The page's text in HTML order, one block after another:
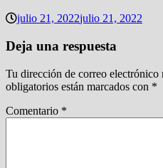
julio 21, 2022julio 21, 2022
Deja una respuesta
Tu dirección de correo electrónico
obligatorios están marcados con *
Comentario *